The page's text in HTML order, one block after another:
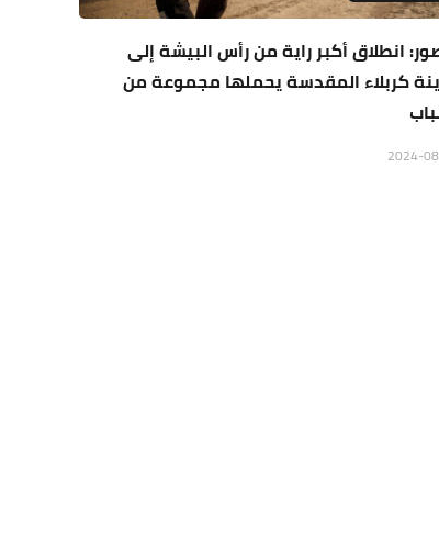
انطلاق أكبر راية من رأس البيشة إلى
كربلاء المقدسة يحملها مجموعة من